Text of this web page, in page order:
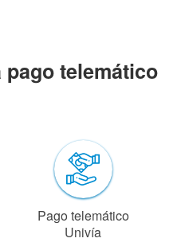
pago telemático
Pago telemático
Univía